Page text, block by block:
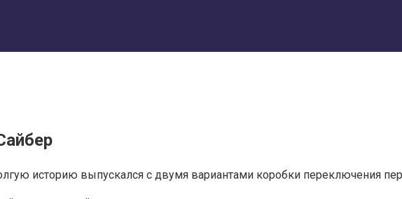
историю выпускался с двумя вариантами коробки переключения